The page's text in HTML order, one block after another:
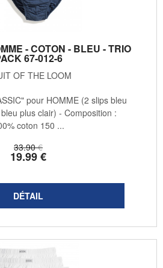
- COTON - BLEU - TRIO
67-012-6
OF THE LOOM
33.90 €
19.99€
pour HOMME (2 slips bleu
plus clair) - Composition :
coton 150 ...